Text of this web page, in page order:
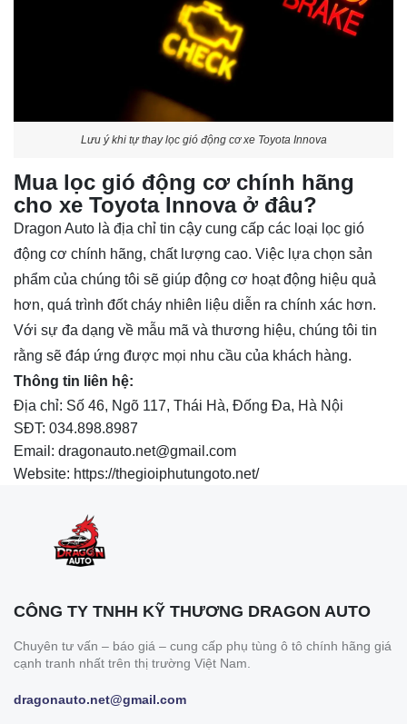
Lưu ý khi tự thay lọc gió động cơ xe Toyota Innova
Mua lọc gió động cơ chính hãng
cho xe Toyota Innova ở đâu?
Dragon Auto là địa chỉ tin cậy cung cấp các loại lọc gió
động cơ chính hãng, chất lượng cao. Việc lựa chọn sản
phẩm của chúng tôi sẽ giúp động cơ hoạt động hiệu quả
hơn, quá trình đốt cháy nhiên liệu diễn ra chính xác hơn.
Với sự đa dạng về mẫu mã và thương hiệu, chúng tôi tin
rằng sẽ đáp ứng được mọi nhu cầu của khách hàng.
Thông tin liên hệ:
Địa chỉ: Số 46, Ngõ 117, Thái Hà, Đống Đa, Hà Nội
SĐT: 034.898.8987
Email: dragonauto.net@gmail.com
Website: https://thegioiphutungoto.net/
CÔNG TY TNHH KỸ THƯƠNG DRAGON AUTO
Chuyên tư vấn – báo giá – cung cấp phụ tùng ô tô chính hãng giá
cạnh tranh nhất trên thị trường Việt Nam.
dragonauto.net@gmail.com